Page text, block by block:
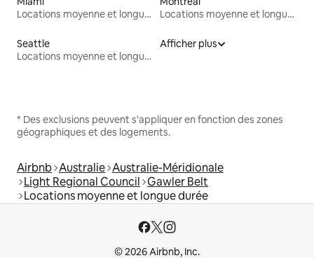
Locations moyenne et longue durée
Locations moyenne et longue durée
Seattle
Locations moyenne et longue durée
Afficher plus
* Des exclusions peuvent s'appliquer en fonction des zones
géographiques et des logements.
Airbnb Australie Australie-Méridionale
Light Regional Council Gawler Belt
Locations moyenne et longue durée
© 2026 Airbnb, Inc.